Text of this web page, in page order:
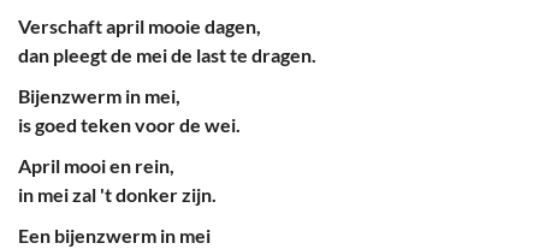
Verschaft april mooie dagen,
dan pleegt de mei de last te dragen.
Bijenzwerm in mei,
is goed teken voor de wei.
April mooi en rein,
in mei zal 't donker zijn.
Een bijenzwerm in mei